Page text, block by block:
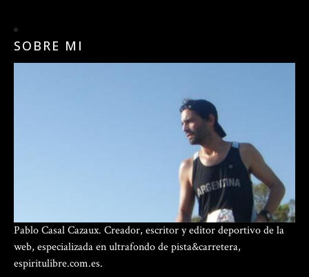
SOBRE MI
Pablo Casal Cazaux. Creador, escritor y editor deportivo de la
web, especializada en ultrafondo de pista&carretera,
espiritulibre.com.es.